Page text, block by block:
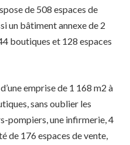
de 508 espaces de
un bâtiment annexe de 2
boutiques et 128 espaces
emprise de 1 168 m2 à
sans oublier les
pompiers, une infirmerie, 4
de 176 espaces de vente,